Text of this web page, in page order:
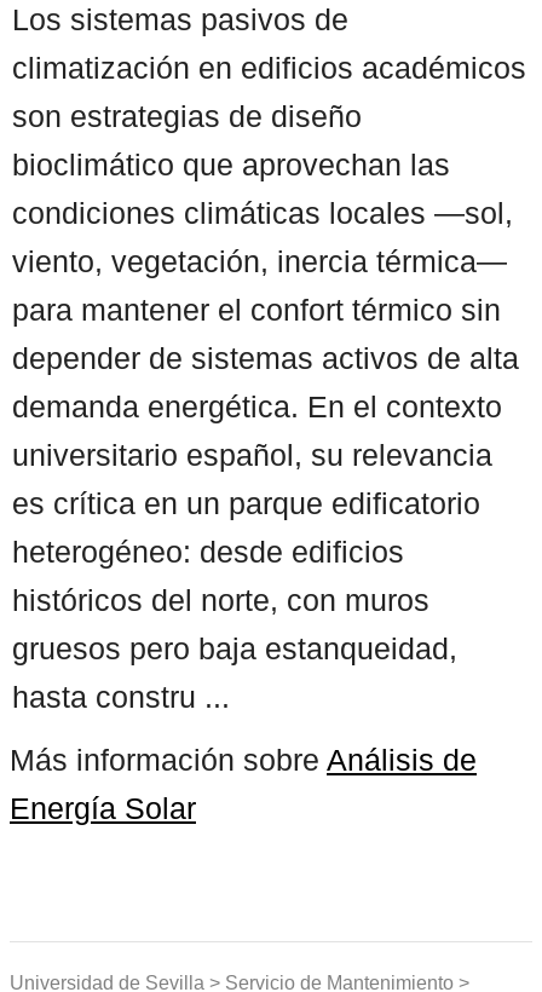
Los sistemas pasivos de
climatización en edificios académicos
son estrategias de diseño
bioclimático que aprovechan las
condiciones climáticas locales —sol,
viento, vegetación, inercia térmica—
para mantener el confort térmico sin
depender de sistemas activos de alta
demanda energética. En el contexto
universitario español, su relevancia
es crítica en un parque edificatorio
heterogéneo: desde edificios
históricos del norte, con muros
gruesos pero baja estanqueidad,
hasta constru ...
Más información sobre Análisis de
Energía Solar
Universidad de Sevilla > Servicio de Mantenimiento >